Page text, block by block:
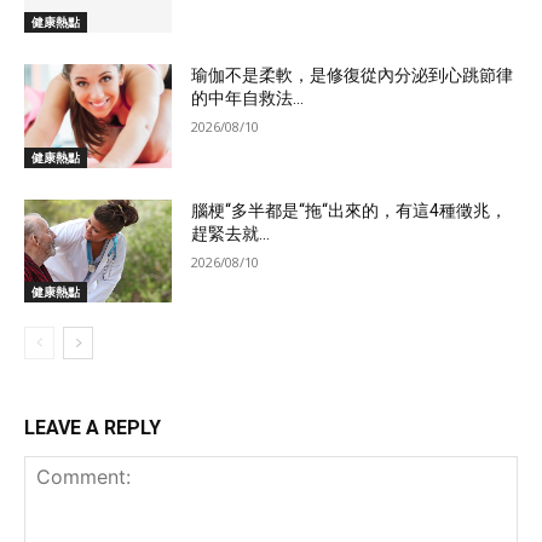
健康熱點
健康熱點
瑜伽不是柔軟，是修復從內分泌到心跳節律
的中年自救法...
2026/08/10
健康熱點
腦梗“多半都是“拖“出來的，有這4種徵兆，
趕緊去就...
2026/08/10
LEAVE A REPLY